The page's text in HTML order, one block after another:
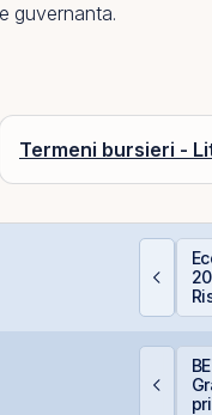
guvernanta.
Termeni bursieri -